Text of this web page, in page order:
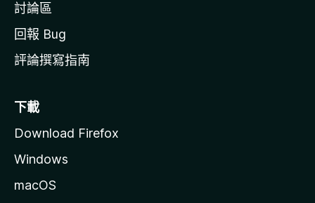
討論區
回報 Bug
評論撰寫指南
下載
Download Firefox
Windows
macOS